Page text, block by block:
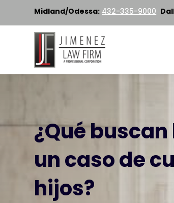
Midland/Odessa: 432-335-9000
¿Qué
un caso de
hijos?